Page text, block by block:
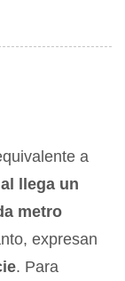
a
llega un
metro
expresan
. Para